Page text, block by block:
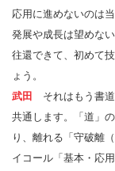
応用に進めないのは
発展や成長は望めな
往還できて、初めて
ょう。
武田
それはもう書道
共通します。「道」
り、離れる「守破離
イコール「基本・応